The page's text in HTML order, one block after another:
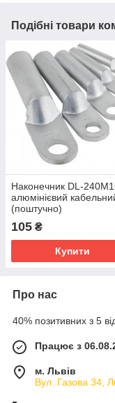
Подібні товари
Наконечник DL-
алюмінієвий
(поштучно)
105 ₴
Купити
Про нас
40% позитивних з 5
Працює з
м. Львів
Вул. Газова 34,